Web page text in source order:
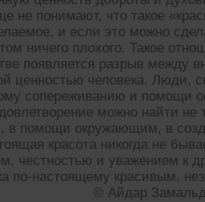
не понимают, что такое
и если это можно
ничего плохого. Такое
появляется разрыв
ценностью человека. Люди,
сопереживанию и
можно найти
в помощи окружающим, в
красота никогда не
честностью и уважением к
по-настоящему красивым,
© Айдар